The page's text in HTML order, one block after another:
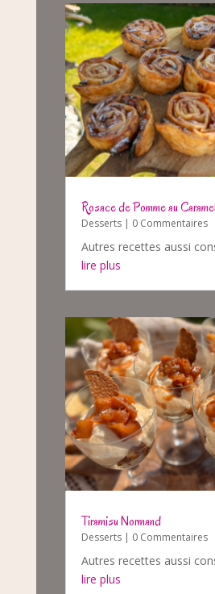
Rosace de Pomme au
Desserts| 0 Commentaires
Autres recettes aussi
lire plus
Tiramisu Normand
Desserts| 0 Commentaires
Autres recettes aussi
lire plus